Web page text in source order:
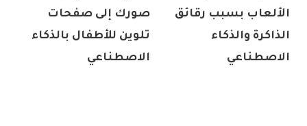
الألعاب بسبب رقائق
الذاكرة والذكاء
الاصطناعي
صورك إلى صفحات
تلوين للأطفال بالذكاء
الاصطناعي